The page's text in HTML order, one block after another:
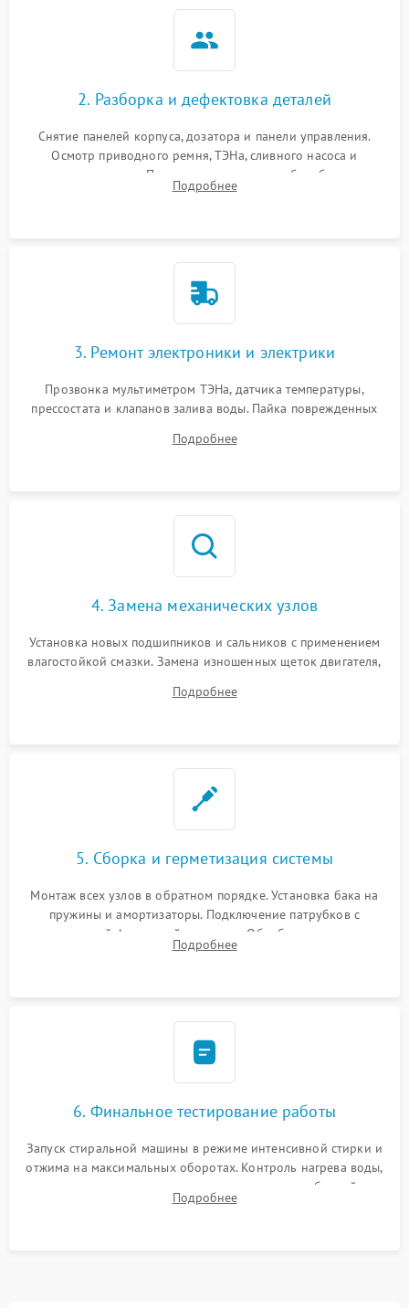
2. Разборка и дефектовка деталей
Снятие панелей корпуса, дозатора и панели управления.
Осмотр приводного ремня, ТЭНа, сливного насоса и
амортизаторов. Проверка подшипников барабана и
крестовины на износ, а манжеты люка на разрывы.
Подробнее
3. Ремонт электроники и электрики
Прозвонка мультиметром ТЭНа, датчика температуры,
прессостата и клапанов залива воды. Пайка поврежденных
Восстановление целостности проводки и контактов.
Подробнее
4. Замена механических узлов
Установка новых подшипников и сальников с применением
влагостойкой смазки. Замена изношенных щеток двигателя,
или поврежденной резиновой манжеты.
Подробнее
5. Сборка и герметизация системы
Монтаж всех узлов в обратном порядке. Установка бака на
пружины и амортизаторы. Подключение патрубков с
надежной фиксацией хомутами. Обработка стыков
герметиком для предотвращения возможных протечек воды.
Подробнее
6. Финальное тестирование работы
Запуск стиральной машины в режиме интенсивной стирки и
отжима на максимальных оборотах. Контроль нагрева воды,
корректности слива, отсутствия излишних вибраций,
посторонних стуков и протечек под корпусом.
Подробнее